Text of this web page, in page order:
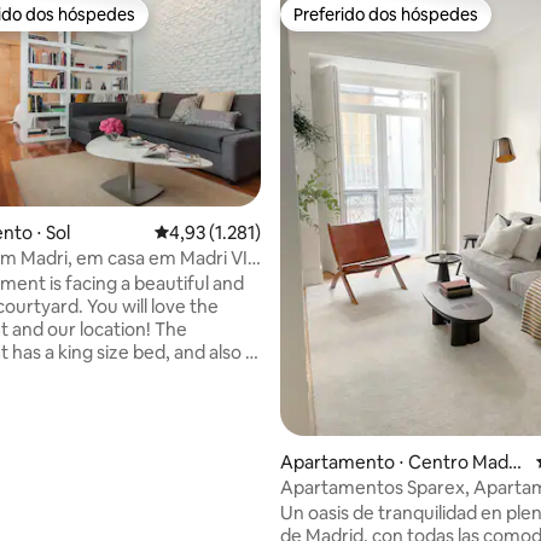
de 5, 539 avaliações
preferidos dos hóspedes
dos hóspedes
⋅ Sol 4,93 de uma avaliação média de 5, 1.281
4,93 (1.281)
Madri, em casa em Madri VI,
is facing a beautiful and
You will love the
our location! The
a king size bed, and also a
Preferido dos hóspedes
Preferido dos hóspedes
Apartamento ⋅ Centro Madri
d
Apartamentos Sparex,
com cama de...
Un oasis de tranquilidad en
de Madrid, con todas las